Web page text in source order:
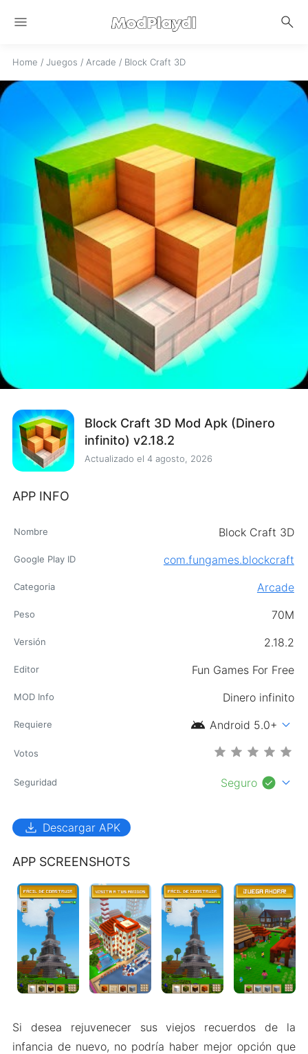
menu search
Home / Juegos / Arcade / Block Craft 3D
Block Craft 3D Mod Apk (Dinero
infinito) v2.18.2
Actualizado el 4 agosto, 2026
APP INFO
Nombre Block Craft 3D
Google Play ID com.fungames.blockcraft
Categoria Arcade
Peso 70M
Versión 2.18.2
Editor Fun Games For Free
MOD Info Dinero infinito
Requiere android Android 5.0+ expand_more
Votos
Seguridad Seguro check_circle expand_more
download Descargar APK
APP SCREENSHOTS
Si desea rejuvenecer sus viejos recuerdos de la
infancia de nuevo, no podría haber mejor opción que